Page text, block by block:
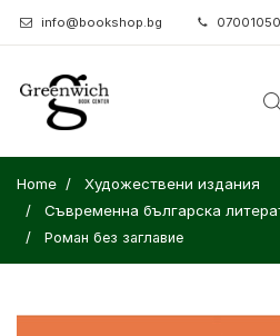
info@bookshop.bg
Home
Художествени издания
Съвременна българска
Роман без заглавие